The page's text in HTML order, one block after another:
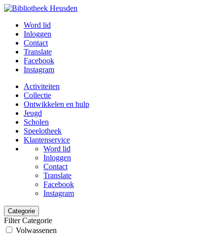
Word lid
Inloggen
Contact
Translate
Facebook
Instagram
Activiteiten
Collectie
Ontwikkelen en hulp
Jeugd
Scholen
Speelotheek
Klantenservice
Word lid
Inloggen
Contact
Translate
Facebook
Instagram
Categorie
Filter Categorie
Volwassenen